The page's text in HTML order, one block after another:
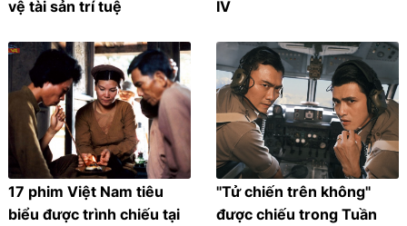
vệ tài sản trí tuệ
IV
17 phim Việt Nam tiêu
biểu được trình chiếu tại
"Tử chiến trên không"
được chiếu trong Tuần